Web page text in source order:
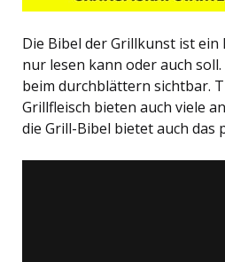
Die Bibel der Grillkunst ist ein
nur lesen kann oder auch
beim durchblättern sichtbar.
Grillfleisch bieten auch viele
die Grill-Bibel bietet auch das